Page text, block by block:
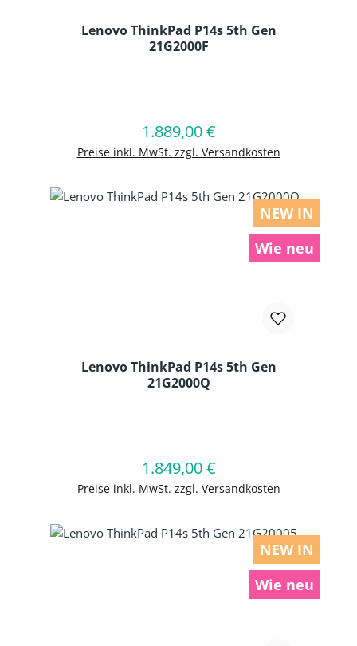
Lenovo ThinkPad P14s 5th Gen
21G2000F
Regulärer Preis:
1.889,00 €
Preise inkl. MwSt. zzgl. Versandkosten
In den Warenkorb
NEW IN
Wie neu
Lenovo ThinkPad P14s 5th Gen
21G2000Q
Regulärer Preis:
1.849,00 €
Preise inkl. MwSt. zzgl. Versandkosten
In den Warenkorb
NEW IN
Wie neu